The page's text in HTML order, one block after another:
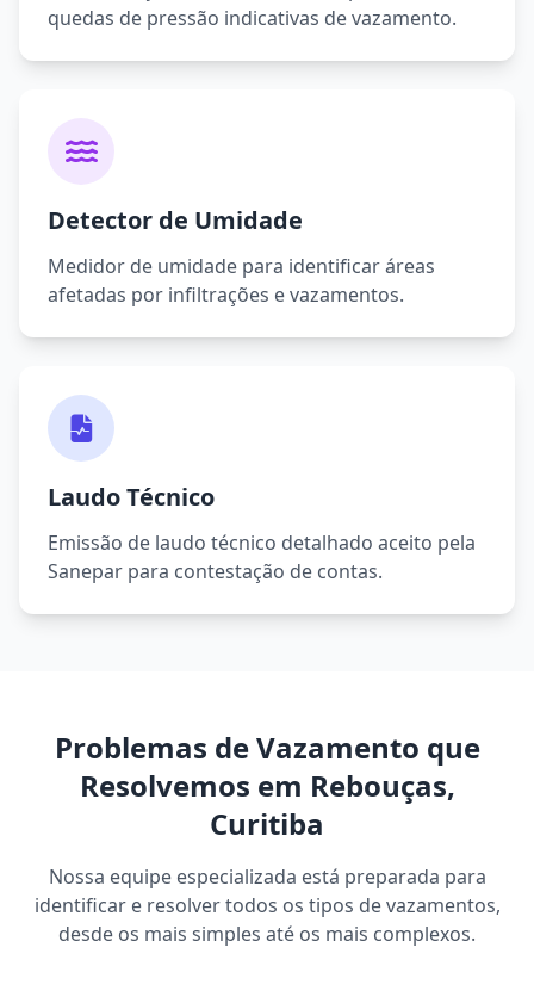
quedas de pressão indicativas de vazamento.
Detector de Umidade
Medidor de umidade para identificar áreas
afetadas por infiltrações e vazamentos.
Laudo Técnico
Emissão de laudo técnico detalhado aceito pela
Sanepar para contestação de contas.
Problemas de Vazamento que
Resolvemos em Rebouças,
Curitiba
Nossa equipe especializada está preparada para
identificar e resolver todos os tipos de vazamentos,
desde os mais simples até os mais complexos.